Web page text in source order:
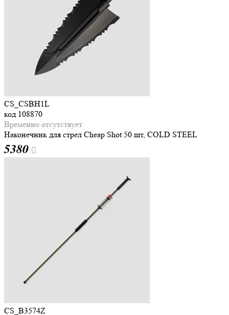
CS_CSBH1L
код 108870
Временно отсутствует
Наконечник для стрел Cheap Shot 50 шт, COLD STEEL
5380
CS_B3574Z